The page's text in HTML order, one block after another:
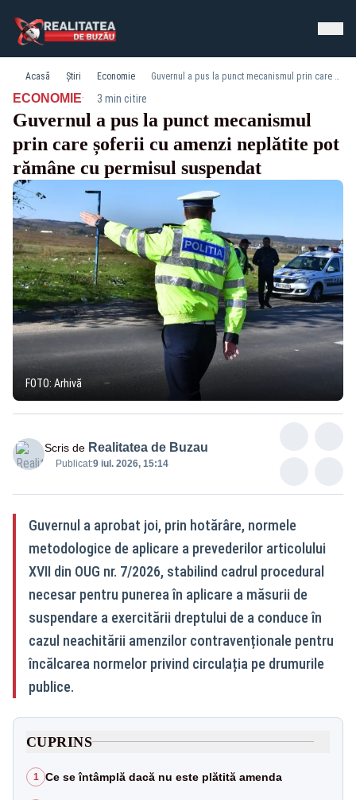
Acasă Știri Economie Guvernul a pus la punct mecanismul prin care șoferii cu amenzi neplătite pot rămâne cu permisul suspendat
ECONOMIE· 3 min citire
Guvernul a pus la punct mecanismul
prin care șoferii cu amenzi neplătite pot
rămâne cu permisul suspendat
FOTO: Arhivă
Scris de Realitatea de Buzau
Publicat:9 iul. 2026, 15:14
Guvernul a aprobat joi, prin hotărâre, normele
metodologice de aplicare a prevederilor articolului
XVII din OUG nr. 7/2026, stabilind cadrul procedural
necesar pentru punerea în aplicare a măsurii de
suspendare a exercitării dreptului de a conduce în
cazul neachitării amenzilor contravenționale pentru
încălcarea normelor privind circulația pe drumurile
publice.
CUPRINS
1 Ce se întâmplă dacă nu este plătită amenda